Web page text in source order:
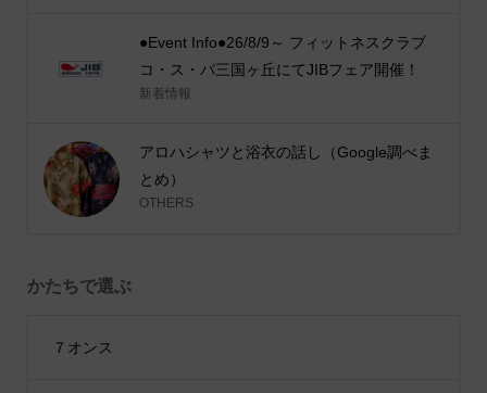
●Event Info●26/8/9～ フィットネスクラブ
コ・ス・パ三国ヶ丘にてJIBフェア開催！
新着情報
アロハシャツと浴衣の話し（Google調べま
とめ）
OTHERS
かたちで選ぶ
７オンス